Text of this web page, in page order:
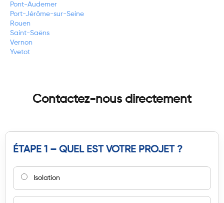
Pont-Audemer
Port-Jérôme-sur-Seine
Rouen
Saint-Saëns
Vernon
Yvetot
Contactez-nous directement
ÉTAPE 1 – QUEL EST VOTRE PROJET ?
Isolation